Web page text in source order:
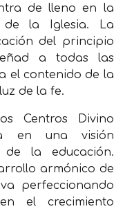
de lleno en la
de la Iglesia. La
del principio
a todas las
el contenido de la
de la fe.
Centros Divino
en una visión
de la educación.
armónico de
perfeccionando
el crecimiento